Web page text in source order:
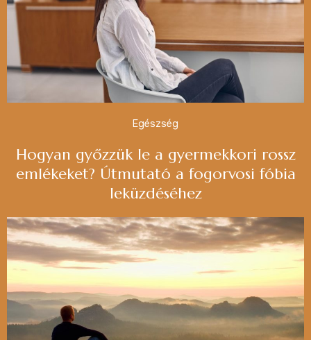
Egészség
Hogyan győzzük le a gyermekkori rossz
emlékeket? Útmutató a fogorvosi fóbia
leküzdéséhez